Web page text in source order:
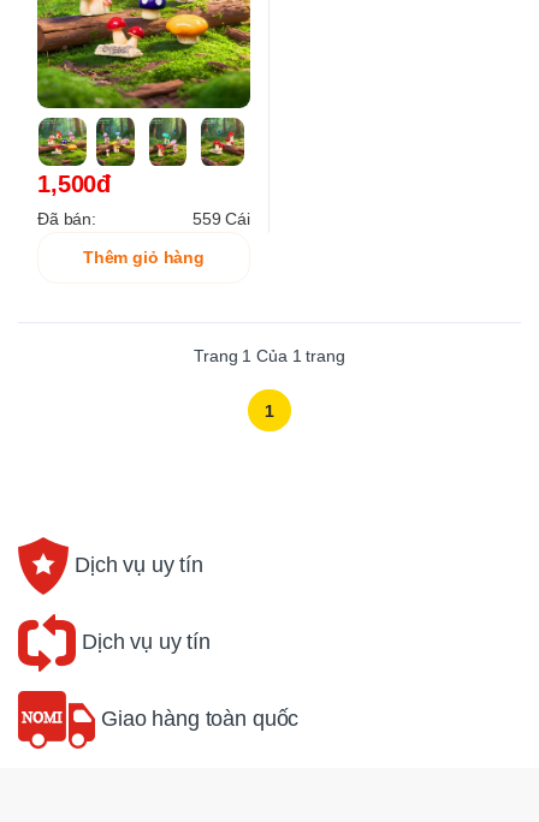
1,500đ
Đã bán:
559 Cái
Thêm giỏ hàng
Trang 1 Của 1 trang
1
Dịch vụ uy tín
Dịch vụ uy tín
Giao hàng toàn quốc